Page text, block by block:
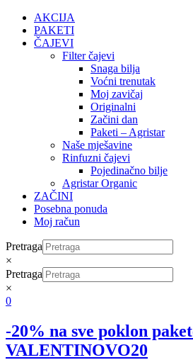
AKCIJA
PAKETI
ČAJEVI
Filter čajevi
Snaga bilja
Voćni trenutak
Moj zavičaj
Originalni
Začini dan
Paketi – Agristar
Naše mješavine
Rinfuzni čajevi
Pojedinačno bilje
Agristar Organic
ZAČINI
Posebna ponuda
Moj račun
Pretraga
×
Pretraga
×
0
-20% na sve poklon
VALENTINOVO20